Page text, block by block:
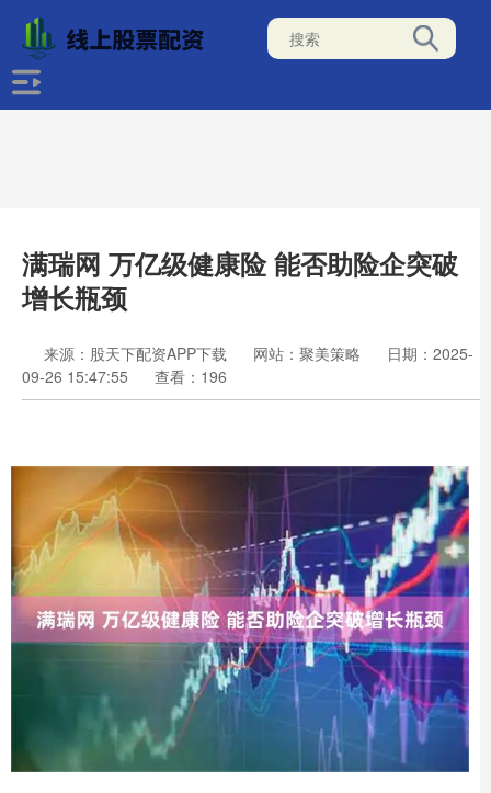
满瑞网 万亿级健康险 能否助险企突破
增长瓶颈
来源：股天下配资APP下载 网站：聚美策略
日期：2025-
09-26 15:47:55
查看：196